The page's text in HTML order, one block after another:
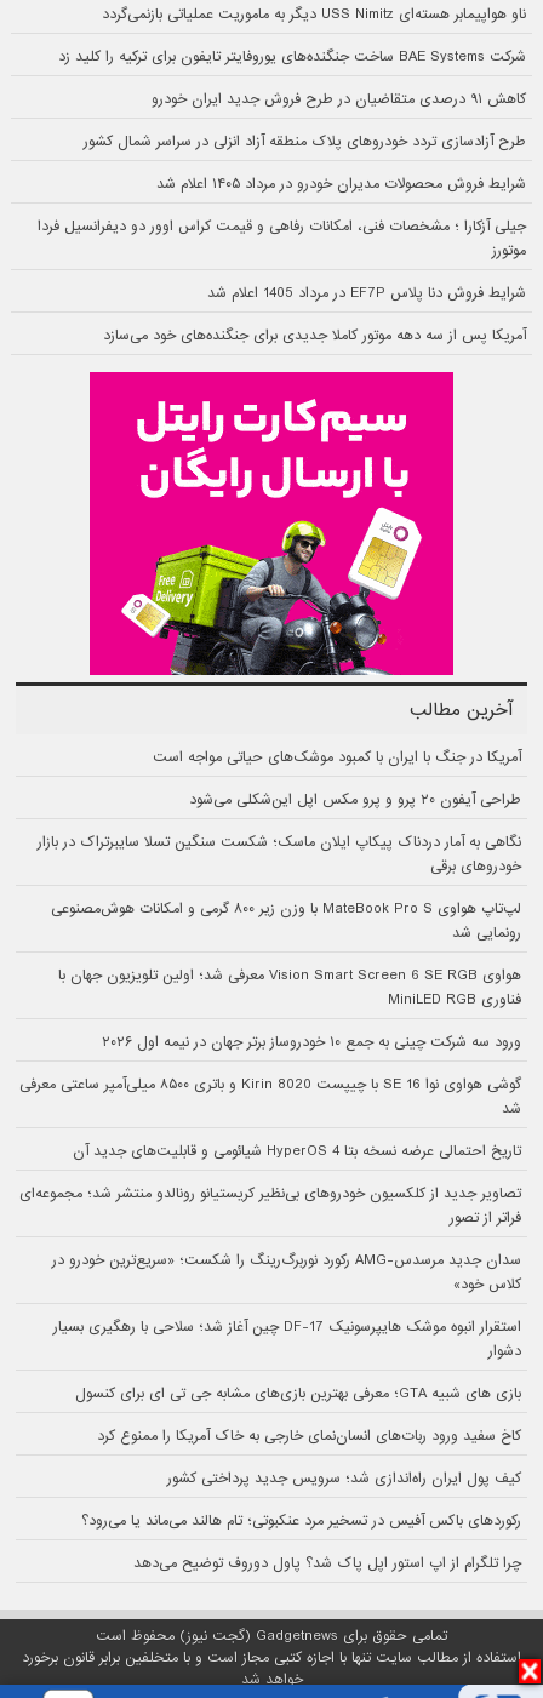
ناو هواپیمابر هسته‌ای USS Nimitz دیگر به ماموریت عملیاتی بازنمی‌گردد
شرکت BAE Systems ساخت جنگنده‌های یوروفایتر تایفون برای ترکیه را کلید زد
کاهش ۹۱ درصدی متقاضیان در طرح فروش جدید ایران خودرو
طرح آزادسازی تردد خودروهای پلاک منطقه آزاد انزلی در سراسر شمال کشور
شرایط فروش محصولات مدیران خودرو در مرداد ۱۴۰۵ اعلام شد
جیلی آزکارا ؛ مشخصات فنی، امکانات رفاهی و قیمت کراس اوور دو دیفرانسیل فردا
موتورز
شرایط فروش دنا پلاس EF7P در مرداد 1405 اعلام شد
آمریکا پس از سه دهه موتور کاملا جدیدی برای جنگنده‌های خود می‌سازد
آخرین مطالب
آمریکا در جنگ با ایران با کمبود موشک‌های حیاتی مواجه است
طراحی آیفون ۲۰ پرو و پرو مکس اپل این‌شکلی می‌شود
نگاهی به آمار دردناک پیکاپ ایلان ماسک؛ شکست سنگین تسلا سایبرتراک در بازار
خودروهای برقی
لپ‌تاپ هواوی MateBook Pro S با وزن زیر ۸۰۰ گرمی و امکانات هوش‌مصنوعی
رونمایی شد
هواوی Vision Smart Screen 6 SE RGB معرفی شد؛ اولین تلویزیون جهان با
فناوری MiniLED RGB
ورود سه شرکت چینی به جمع ۱۰ خودروساز برتر جهان در نیمه اول ۲۰۲۶
گوشی هواوی نوا 16 SE با چیپست Kirin 8020 و باتری ۸۵۰۰ میلی‌آمپر ساعتی معرفی
شد
تاریخ احتمالی عرضه نسخه بتا HyperOS 4 شیائومی و قابلیت‌های جدید آن
تصاویر جدید از کلکسیون خودروهای بی‌نظیر کریستیانو رونالدو منتشر شد؛ مجموعه‌ای
فراتر از تصور
سدان جدید مرسدس-AMG رکورد نوربرگ‌رینگ را شکست؛ «سریع‌ترین خودرو در
کلاس خود»
استقرار انبوه موشک هایپرسونیک DF-17 چین آغاز شد؛ سلاحی با رهگیری بسیار
دشوار
بازی های شبیه GTA؛ معرفی بهترین بازی‌های مشابه جی تی ای برای کنسول
کاخ سفید ورود ربات‌های انسان‌نمای خارجی به خاک آمریکا را ممنوع کرد
کیف پول ایران راه‌اندازی شد؛ سرویس جدید پرداختی کشور
رکوردهای باکس آفیس در تسخیر مرد عنکبوتی؛ تام هالند می‌ماند یا می‌رود؟
چرا تلگرام از اپ استور اپل پاک شد؟ پاول دوروف توضیح می‌دهد
تمامی حقوق برای Gadgetnews (گجت نیوز) محفوظ است
استفاده از مطالب سایت تنها با اجازه کتبی مجاز است و با متخلفین برابر قانون برخورد
خواهد شد